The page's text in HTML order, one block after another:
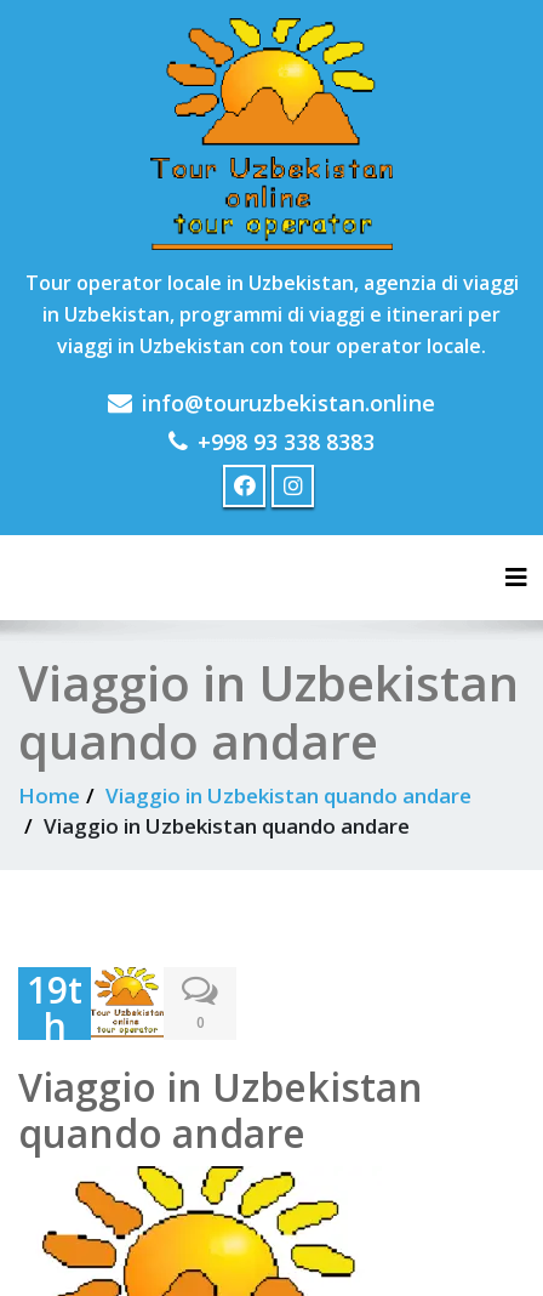
Tour operator locale in Uzbekistan, agenzia di viaggi
in Uzbekistan, programmi di viaggi e itinerari per
viaggi in Uzbekistan con tour operator locale.
info@touruzbekistan.online
+998 93 338 8383
Viaggio in Uzbekistan
quando andare
Home
Viaggio in Uzbekistan quando andare
Viaggio in Uzbekistan quando andare
19t
h
July
202
0
0
Viaggio in Uzbekistan
quando andare